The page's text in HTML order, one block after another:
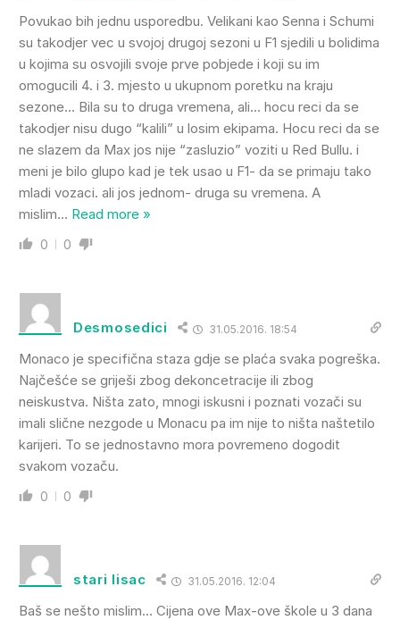
Povukao bih jednu usporedbu. Velikani kao Senna i Schumi
su takodjer vec u svojoj drugoj sezoni u F1 sjedili u bolidima
u kojima su osvojili svoje prve pobjede i koji su im
omogucili 4. i 3. mjesto u ukupnom poretku na kraju
sezone… Bila su to druga vremena, ali… hocu reci da se
takodjer nisu dugo “kalili” u losim ekipama. Hocu reci da se
ne slazem da Max jos nije “zasluzio” voziti u Red Bullu. i
meni je bilo glupo kad je tek usao u F1- da se primaju tako
mladi vozaci. ali jos jednom- druga su vremena. A
mislim… Read more »
0 0
Desmosedici 31.05.2016. 18:54
Monaco je specifična staza gdje se plaća svaka pogreška.
Najčešće se griješi zbog dekoncetracije ili zbog
neiskustva. Ništa zato, mnogi iskusni i poznati vozači su
imali slične nezgode u Monacu pa im nije to ništa naštetilo
karijeri. To se jednostavno mora povremeno dogodit
svakom vozaču.
0 0
stari lisac 31.05.2016. 12:04
Baš se nešto mislim… Cijena ove Max-ove škole u 3 dana